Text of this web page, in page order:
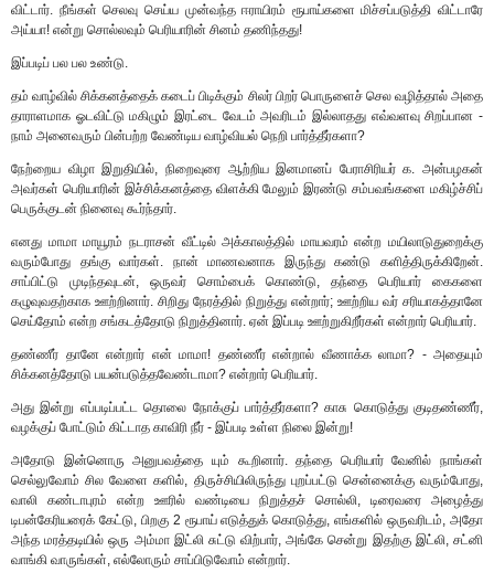
விட்டார். நீங்கள் செலவு செய்ய முன்வந்த ஈராயிரம் ரூபாய்களை மிச்சப்படுத்தி விட்டாரே
அய்யா! என்று சொல்லவும் பெரியாரின் சினம் தணிந்தது!
இப்படிப் பல பல உண்டு.
தம் வாழ்வில் சிக்கனத்தைக் கடைப் பிடிக்கும் சிலர் பிறர் பொருளைச் செல வழித்தால் அதை
தாராளமாக ஓடவிட்டு மகிழும் இரட்டை வேடம் அவரிடம் இல்லாதது எவ்வளவு சிறப்பான -
நாம் அனைவரும் பின்பற்ற வேண்டிய வாழ்வியல் நெறி பார்த்தீர்களா?
நேற்றைய விழா இறுதியில், நிறைவுரை ஆற்றிய இனமானப் பேராசிரியர் க. அன்பழகன்
அவர்கள் பெரியாரின் இச்சிக்கனத்தை விளக்கி மேலும் இரண்டு சம்பவங்களை மகிழ்ச்சிப்
பெருக்குடன் நினைவு கூர்ந்தார்.
எனது மாமா மாயூரம் நடராசன் வீட்டில் அக்காலத்தில் மாயவரம் என்ற மயிலாடுதுறைக்கு
வரும்போது தங்கு வார்கள். நான் மாணவனாக இருந்து கண்டு களித்திருக்கிறேன்.
சாப்பிட்டு முடிந்தவுடன், ஒருவர் சொம்பைக் கொண்டு, தந்தை பெரியார் கைகளை
கழுவுவதற்காக ஊற்றினார். சிறிது நேரத்தில் நிறுத்து என்றார்; ஊற்றிய வர் சரியாகத்தானே
செய்தோம் என்ற சங்கடத்தோடு நிறுத்தினார். ஏன் இப்படி ஊற்றுகிறீர்கள் என்றார் பெரியார்.
தண்ணீர் தானே என்றார் என் மாமா! தண்ணீர் என்றால் வீணாக்க லாமா? - அதையும்
சிக்கனத்தோடு பயன்படுத்தவேண்டாமா? என்றார் பெரியார்.
அது இன்று எப்படிப்பட்ட தொலை நோக்குப் பார்த்தீர்களா? காசு கொடுத்து குடிதண்ணீர்,
வழக்குப் போட்டும் கிட்டாத காவிரி நீர் - இப்படி உள்ள நிலை இன்று!
அதோடு இன்னொரு அனுபவத்தை யும் கூறினார். தந்தை பெரியார் வேனில் நாங்கள்
செல்லுவோம் சில வேளை களில், திருச்சியிலிருந்து புறப்பட்டு சென்னைக்கு வரும்போது,
வாலி கண்டாபுரம் என்ற ஊரில் வண்டியை நிறுத்தச் சொல்லி, டிரைவரை அழைத்து
டிபன்கேரியரைக் கேட்டு, பிறகு 2 ரூபாய் எடுத்துக் கொடுத்து, எங்களில் ஒருவரிடம், அதோ
அந்த மரத்தடியில் ஒரு அம்மா இட்லி சுட்டு விற்பார், அங்கே சென்று இதற்கு இட்லி, சட்னி
வாங்கி வாருங்கள், எல்லோரும் சாப்பிடுவோம் என்றார்.